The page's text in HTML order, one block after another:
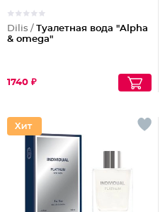
Dilis / Туалетная вода "Alpha
& omega"
1740 ₽